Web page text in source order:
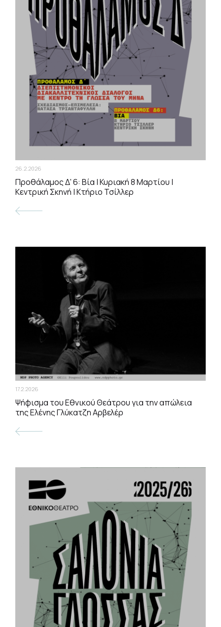
26.2.2026
Προθάλαμος Δ' 6: Βία | Κυριακή 8 Μαρτίου |
Κεντρική Σκηνή | Κτήριο Τσίλλερ
17.2.2026
Ψήφισμα του Εθνικού Θεάτρου για την απώλεια
της Ελένης Γλύκατζη Αρβελέρ